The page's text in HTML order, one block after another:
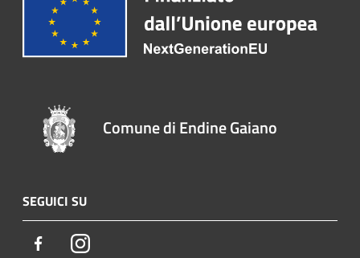
Comune di Endine Gaiano
SEGUICI SU
FacebookInstagram